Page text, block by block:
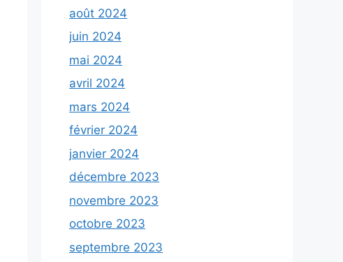
août 2024
juin 2024
mai 2024
avril 2024
mars 2024
février 2024
janvier 2024
décembre 2023
novembre 2023
octobre 2023
septembre 2023